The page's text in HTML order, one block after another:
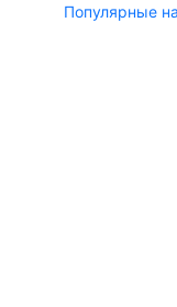
Популярные